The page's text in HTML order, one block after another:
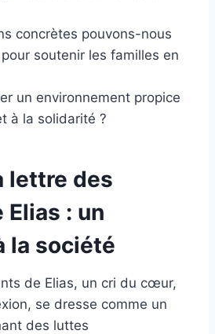
concrètes pouvons-nous
soutenir les familles en
un environnement propice
à la solidarité ?
lettre des
: un
la société
de Elias, un cri du cœur,
se dresse comme un
des luttes